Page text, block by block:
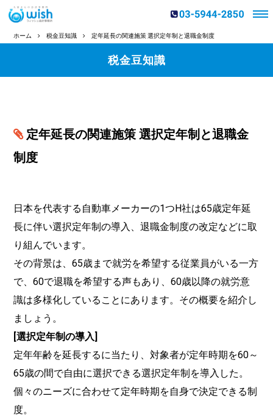
ホーム 税金豆知識 定年延長の関連施策 選択定年制と退職金制度
税金豆知識
定年延長の関連施策 選択定年制と退職金
制度
日本を代表する自動車メーカーの1つH社は65歳定年延
長に伴い選択定年制の導入、退職金制度の改定などに取
り組んでいます。
その背景は、65歳まで就労を希望する従業員がいる一方
で、60で退職を希望する声もあり、60歳以降の就労意
識は多様化していることにあります。その概要を紹介し
ましょう。
[選択定年制の導入]
定年年齢を延長するに当たり、対象者が定年時期を60～
65歳の間で自由に選択できる選択定年制を導入した。
個々のニーズに合わせて定年時期を自身で決定できる制
度。